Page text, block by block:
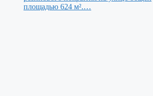
площадью 624 м².…